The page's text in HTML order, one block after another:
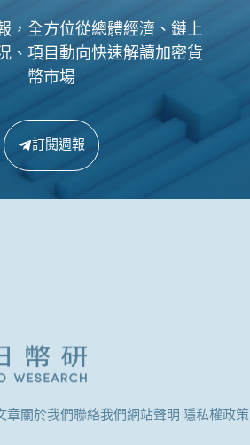
，全方位從總體經濟、鏈上
、項目動向快速解讀加密貨
幣市場
訂閱週報
章關於我們聯絡我們網站聲明 隱私權政策